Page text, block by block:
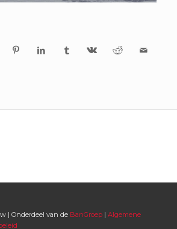
| Onderdeel van de BanGroep| Algemene